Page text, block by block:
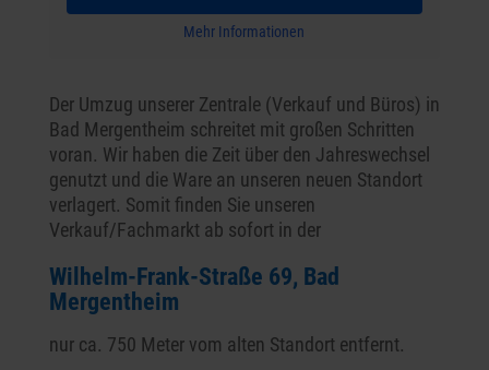
Mehr Informationen
Der Umzug unserer Zentrale (Verkauf und Büros) in
Bad Mergentheim schreitet mit großen Schritten
voran. Wir haben die Zeit über den Jahreswechsel
genutzt und die Ware an unseren neuen Standort
verlagert. Somit finden Sie unseren
Verkauf/Fachmarkt ab sofort in der
Wilhelm-Frank-Straße 69, Bad
Mergentheim
nur ca. 750 Meter vom alten Standort entfernt.